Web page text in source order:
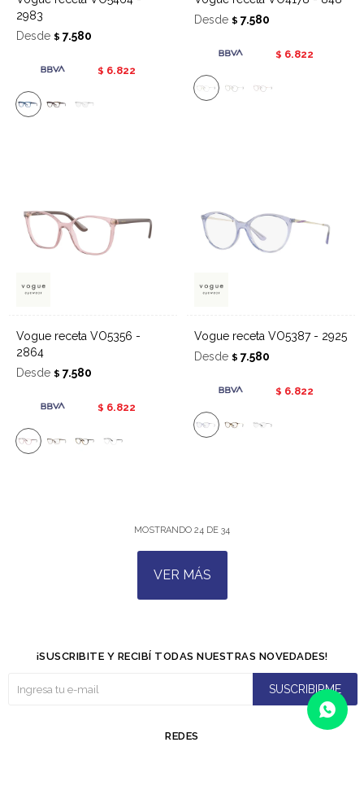
2983
Desde $ 7.580
$ 6.822
Desde $ 7.580
$ 6.822
Vogue receta VO5356 -
2864
Desde $ 7.580
$ 6.822
Vogue receta VO5387 - 2925
Desde $ 7.580
$ 6.822
MOSTRANDO 24 DE 34
VER MÁS
REDES
¡SUSCRIBITE Y RECIBÍ TODAS NUESTRAS NOVEDADES!
SUSCRIBIRME